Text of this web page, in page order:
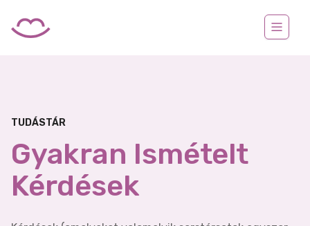
TUDÁSTÁR
Gyakran Ismételt
Kérdések